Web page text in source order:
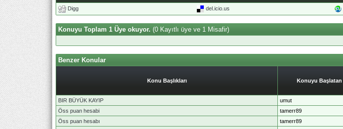
Digg
del.icio.us
Konuyu Toplam 1 Üye okuyor. (0 Kayıtlı üye ve 1 Misafir)
Benzer Konular
Konu Başlıkları Konuyu Başlatan
BIR BÜYÜK KAYIP umut
Öss puan hesabi
tamerr89
Öss puan hesabı
tamerr89